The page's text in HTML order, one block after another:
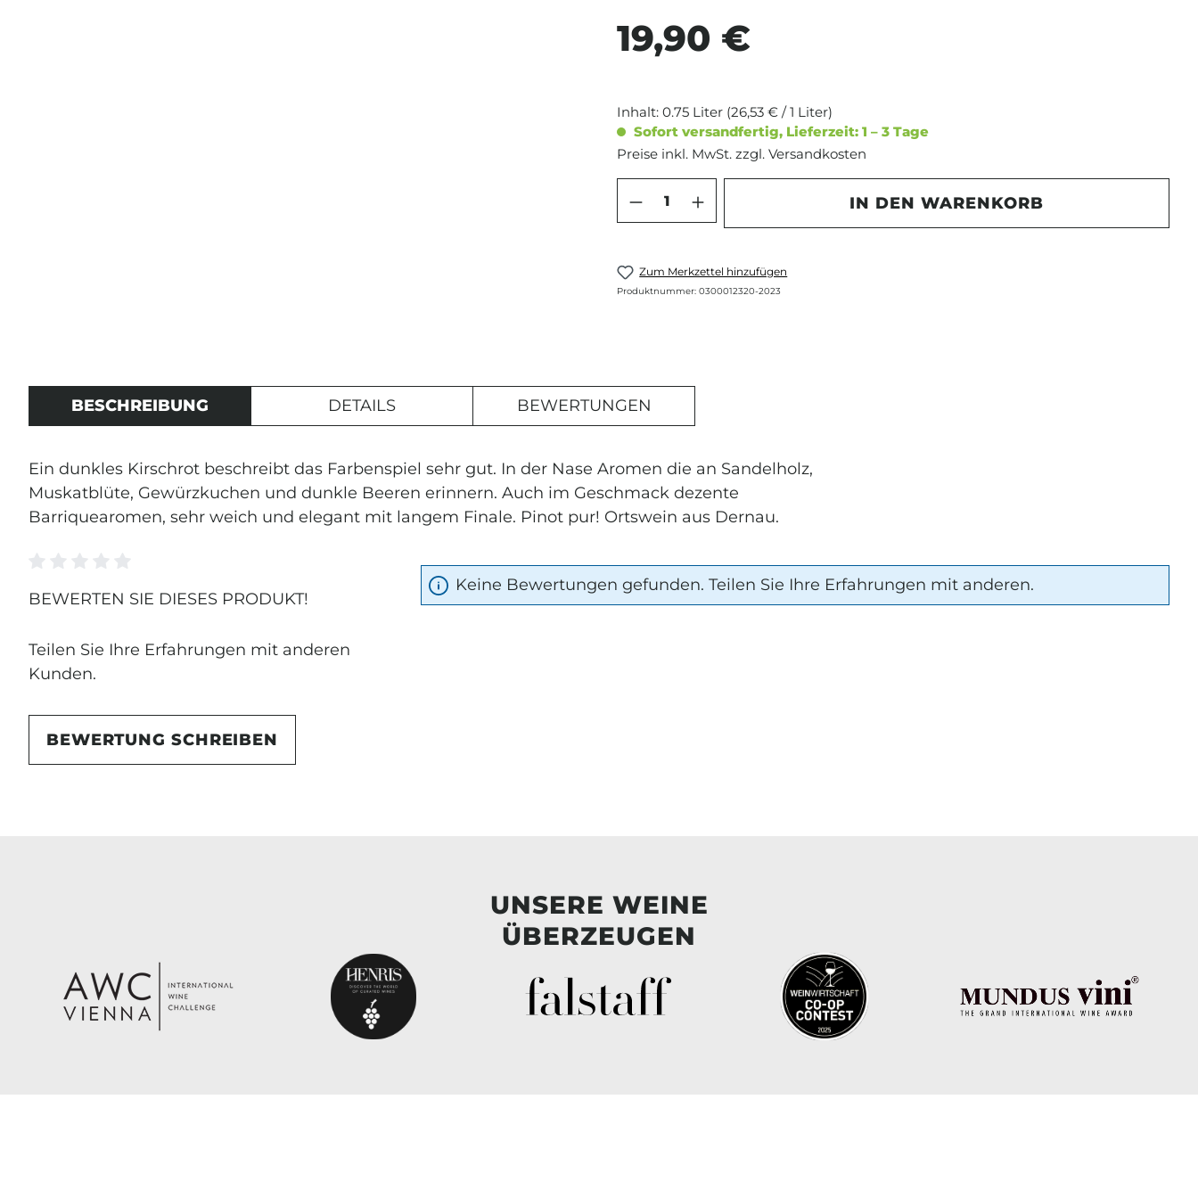
Regulärer Preis:
19,90 €
Inhalt: 0.75 Liter (26,53 € / 1 Liter)
Sofort versandfertig, Lieferzeit: 1 – 3 Tage
Preise inkl. MwSt. zzgl. Versandkosten
Produkt Anzahl: Gib den gewünschten Wert ein
IN DEN WARENKORB
Zum Merkzettel hinzufügen
Produktnummer: 0300012320-2023
BESCHREIBUNG DETAILS BEWERTUNGEN
Ein dunkles Kirschrot beschreibt das Farbenspiel sehr gut. In der Nase Aromen die an Sandelholz,
Muskatblüte, Gewürzkuchen und dunkle Beeren erinnern. Auch im Geschmack dezente
Barriquearomen, sehr weich und elegant mit langem Finale. Pinot pur! Ortswein aus Dernau.
Durchschnittliche Bewertung von 0 von 5 Sternen
BEWERTEN SIE DIESES PRODUKT!
Teilen Sie Ihre Erfahrungen mit anderen
Kunden.
BEWERTUNG SCHREIBEN
Keine Bewertungen gefunden. Teilen Sie Ihre Erfahrungen mit anderen.
UNSERE WEINE
ÜBERZEUGEN